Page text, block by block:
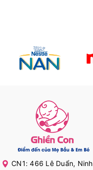
CN1: 466 Lê Duẩn, Ninh